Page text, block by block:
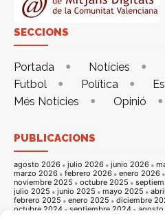
SECCIONS
Portada Notícies
Futbol
Política
Més Notícies
Opinió
PUBLICACIONS
agosto 2026 julio 2026 junio 2026
marzo 2026
febrero 2026 enero 2026
noviembre 2025
octubre 2025
julio 2025
junio 2025 mayo 2025
febrero 2025
enero 2025 diciembre
octubre 2024
septiembre 2024